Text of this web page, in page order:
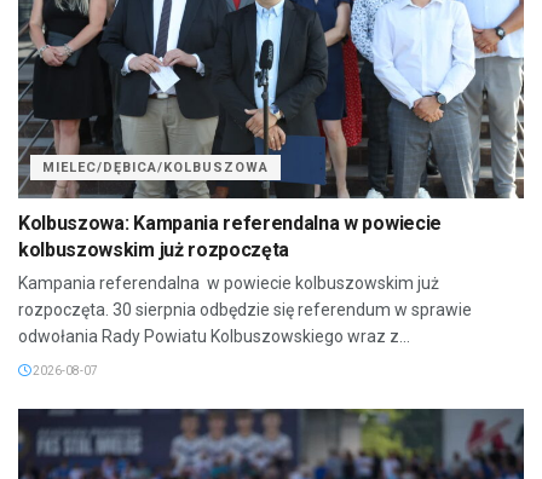
MIELEC/DĘBICA/KOLBUSZOWA
Kolbuszowa: Kampania referendalna w powiecie
kolbuszowskim już rozpoczęta
Kampania referendalna w powiecie kolbuszowskim już
rozpoczęta. 30 sierpnia odbędzie się referendum w sprawie
odwołania Rady Powiatu Kolbuszowskiego wraz z...
2026-08-07